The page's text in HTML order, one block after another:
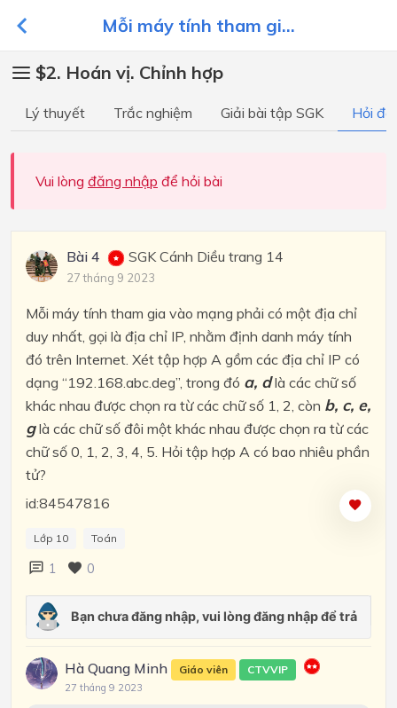
Mỗi máy tính tham gi...
$2. Hoán vị. Chỉnh hợp
Lý thuyết Trắc nghiệm Giải bài tập SGK Hỏi
Vui lòng đăng nhập để hỏi bài
Bài 4 SGK Cánh Diều trang 14
27 tháng 9 2023
Mỗi máy tính tham gia vào mạng phải có một địa chỉ
duy nhất, gọi là địa chỉ IP, nhằm định danh máy tính
đó trên Internet. Xét tập hợp A gồm các địa chỉ IP có
dạng “192.168.abc.deg”, trong đó a, dlà các chữ số
khác nhau được chọn ra từ các chữ số 1, 2, còn b, c, e,
glà các chữ số đôi một khác nhau được chọn ra từ các
chữ số 0, 1, 2, 3, 4, 5. Hỏi tập hợp A có bao nhiêu phần
tử?
id:84547816
Lớp 10 Toán
1 0
Hà Quang Minh Giáo viên CTVVIP
27 tháng 9 2023